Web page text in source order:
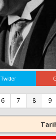
Twitter
6 7 8 9